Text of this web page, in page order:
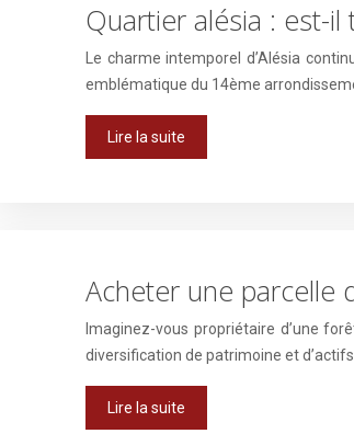
Quartier alésia : est-
Le charme intemporel d’Alésia
emblématique du 14ème
Lire la suite
Acheter une parcelle
Imaginez-vous propriétaire d’une
diversification de patrimoine et
Lire la suite